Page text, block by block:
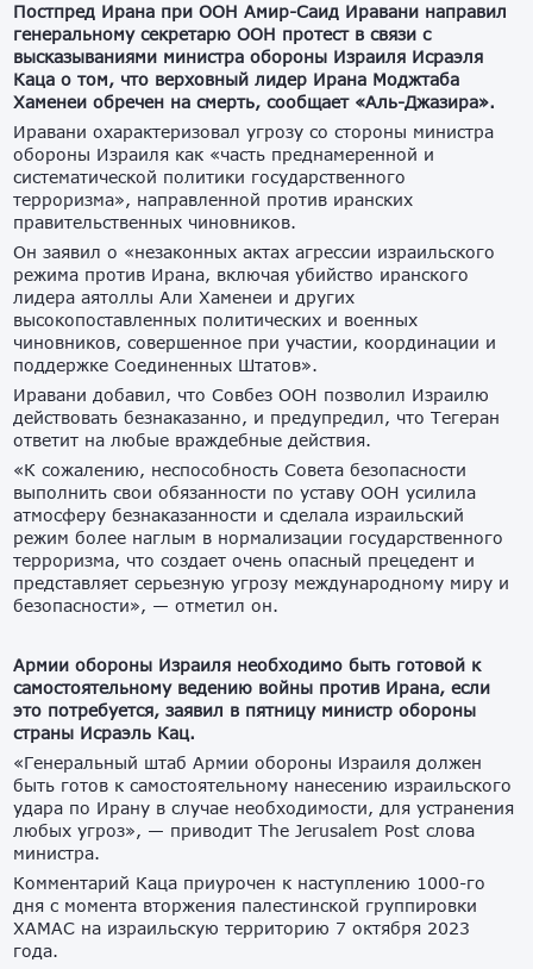
Постпред Ирана при ООН Амир-Саид Иравани направил
генеральному секретарю ООН протест в связи с
высказываниями министра обороны Израиля Исраэля
Каца о том, что верховный лидер Ирана Моджтаба
Хаменеи обречен на смерть, сообщает «Аль-Джазира».
Иравани охарактеризовал угрозу со стороны министра
обороны Израиля как «часть преднамеренной и
систематической политики государственного
терроризма», направленной против иранских
правительственных чиновников.
Он заявил о «незаконных актах агрессии израильского
режима против Ирана, включая убийство иранского
лидера аятоллы Али Хаменеи и других
высокопоставленных политических и военных
чиновников, совершенное при участии, координации и
поддержке Соединенных Штатов».
Иравани добавил, что Совбез ООН позволил Израилю
действовать безнаказанно, и предупредил, что Тегеран
ответит на любые враждебные действия.
«К сожалению, неспособность Совета безопасности
выполнить свои обязанности по уставу ООН усилила
атмосферу безнаказанности и сделала израильский
режим более наглым в нормализации государственного
терроризма, что создает очень опасный прецедент и
представляет серьезную угрозу международному миру и
безопасности», — отметил он.
Армии обороны Израиля необходимо быть готовой к
самостоятельному ведению войны против Ирана, если
это потребуется, заявил в пятницу министр обороны
страны Исраэль Кац.
«Генеральный штаб Армии обороны Израиля должен
быть готов к самостоятельному нанесению израильского
удара по Ирану в случае необходимости, для устранения
любых угроз», — приводит The Jerusalem Post слова
министра.
Комментарий Каца приурочен к наступлению 1000-го
дня с момента вторжения палестинской группировки
ХАМАС на израильскую территорию 7 октября 2023
года.